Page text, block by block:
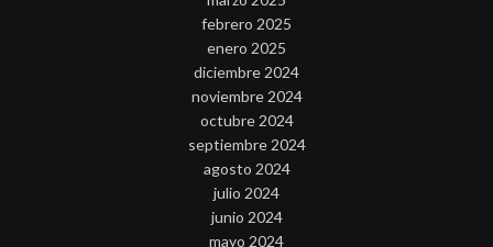
febrero 2025
enero 2025
diciembre 2024
noviembre 2024
octubre 2024
septiembre 2024
agosto 2024
julio 2024
junio 2024
mayo 2024